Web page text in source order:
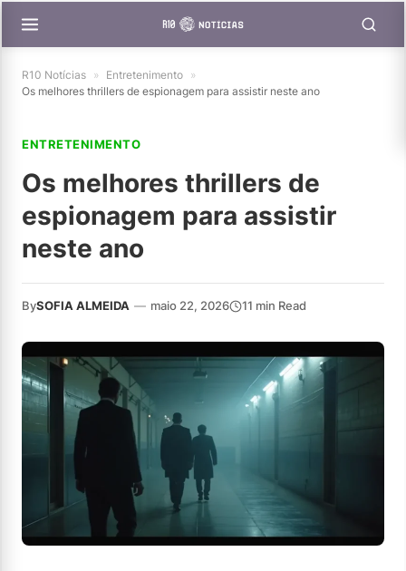
R10 Notícias » Entretenimento »
Os melhores thrillers de espionagem para assistir neste ano
ENTRETENIMENTO
Os melhores thrillers de
espionagem para assistir
neste ano
BySOFIA ALMEIDA — maio 22, 2026 11 min Read